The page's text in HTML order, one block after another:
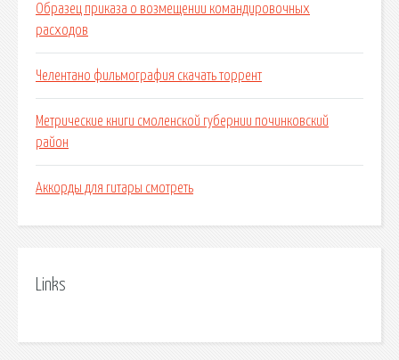
Образец приказа о возмещении командировочных
расходов
Челентано фильмография скачать торрент
Метрические книги смоленской губернии починковский
район
Аккорды для гитары смотреть
Links